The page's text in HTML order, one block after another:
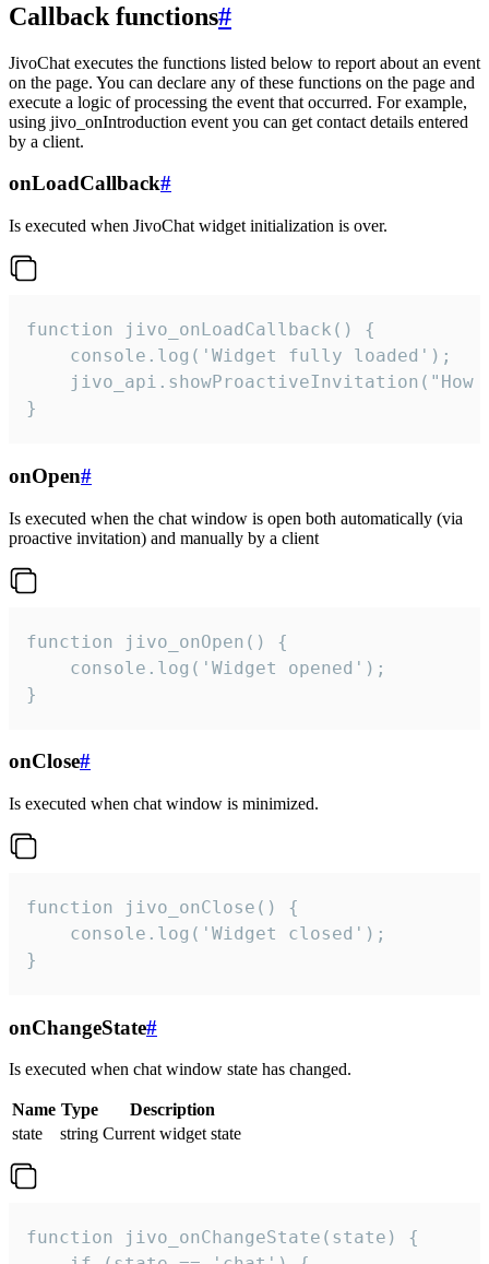
Callback functions#
JivoChat executes the functions listed below to report about an event
on the page. You can declare any of these functions on the page and
execute a logic of processing the event that occurred. For example,
using jivo_onIntroduction event you can get contact details entered
by a client.
onLoadCallback#
Is executed when JivoChat widget initialization is over.
function jivo_onLoadCallback() {
    console.log('Widget fully loaded');
jivo_api.showProactiveInvitation("How
}
onOpen#
Is executed when the chat window is open both automatically (via
proactive invitation) and manually by a client
function jivo_onOpen() {
    console.log('Widget opened');
}
onClose#
Is executed when chat window is minimized.
function jivo_onClose() {
    console.log('Widget closed');
}
onChangeState#
Is executed when chat window state has changed.
Name Type
Description
state
string Current widget state
function jivo_onChangeState(state) {